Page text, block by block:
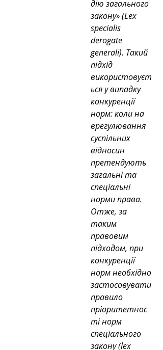
дію загального
закону» (Lex
specialis
derogate
generali). Такий
підхід
використовуєт
ься у випадку
конкуренції
норм: коли на
врегулювання
суспільних
відносин
претендують
загальні та
спеціальні
норми права.
Отже, за
таким
правовим
підходом, при
конкуренції
норм необхідно
застосовувати
правило
пріоритетнос
ті норм
спеціального
закону (lex